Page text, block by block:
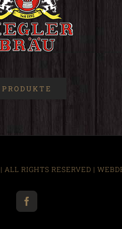
PRODUKTE
| ALL RIGHTS RESERVED |
Facebook